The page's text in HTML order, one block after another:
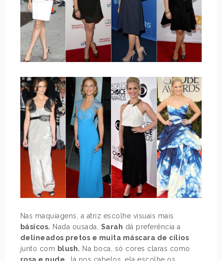
Nas maquiagens, a atriz escolhe visuais mais
básicos. Nada ousada, Sarah dá preferência a
delineados pretos e muita máscara de cílios
junto com blush. Na boca, só cores claras como